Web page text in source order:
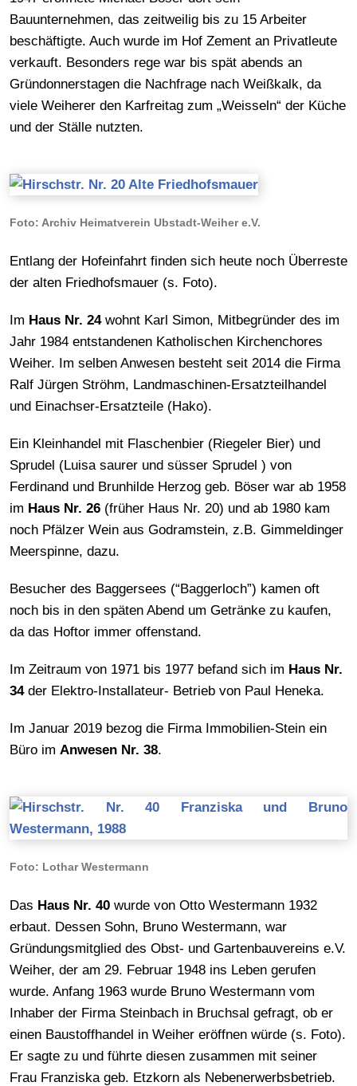
Bauunternehmen, das zeitweilig bis zu 15 Arbeiter
beschäftigte. Auch wurde im Hof Zement an Privatleute
verkauft. Besonders rege war bis spät abends an
Gründonnerstagen die Nachfrage nach Weißkalk, da
viele Weiherer den Karfreitag zum „Weisseln“ der Küche
und der Ställe nutzten.
Foto: Archiv Heimatverein Ubstadt-Weiher e.V.
Entlang der Hofeinfahrt finden sich heute noch Überreste
der alten Friedhofsmauer (s. Foto).
Im Haus Nr. 24wohnt Karl Simon, Mitbegründer des im
Jahr 1984 entstandenen Katholischen Kirchenchores
Weiher. Im selben Anwesen besteht seit 2014 die Firma
Ralf Jürgen Ströhm, Landmaschinen-Ersatzteilhandel
und Einachser-Ersatzteile (Hako).
Ein Kleinhandel mit Flaschenbier (Riegeler Bier) und
Sprudel (Luisa saurer und süsser Sprudel ) von
Ferdinand und Brunhilde Herzog geb. Böser war ab 1958
im Haus Nr. 26 (früher Haus Nr. 20) und ab 1980 kam
noch Pfälzer Wein aus Godramstein, z.B. Gimmeldinger
Meerspinne, dazu.
Besucher des Baggersees (“Baggerloch”) kamen oft
noch bis in den späten Abend um Getränke zu kaufen,
da das Hoftor immer offenstand.
Im Zeitraum von 1971 bis 1977 befand sich im Haus Nr.
34der Elektro-Installateur- Betrieb von Paul Heneka.
Im Januar 2019 bezog die Firma Immobilien-Stein ein
Büro im Anwesen Nr. 38.
Foto: Lothar Westermann
Das Haus Nr. 40 wurde von Otto Westermann 1932
erbaut. Dessen Sohn, Bruno Westermann, war
Gründungsmitglied des Obst- und Gartenbauvereins e.V.
Weiher, der am 29. Februar 1948 ins Leben gerufen
wurde. Anfang 1963 wurde Bruno Westermann vom
Inhaber der Firma Steinbach in Bruchsal gefragt, ob er
einen Baustoffhandel in Weiher eröffnen würde (s. Foto).
Er sagte zu und führte diesen zusammen mit seiner
Frau Franziska geb. Etzkorn als Nebenerwerbsbetrieb.